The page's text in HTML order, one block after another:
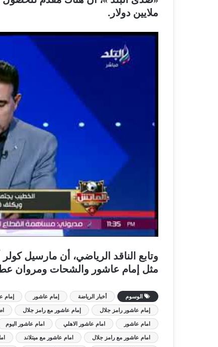
ملايين دولار.
وتابع الناقد الرياضي، أن مارسيل
مثل إمام عاشور والشحات ومروان
الوسوم أخبار الرياضة إمام عاشور إمام
إمام عاشور رامز جلال إمام عاشور مع رامز جلال
امام عاشور امام عاشور الاهلي امام عاشور اليوم
امام عاشور مع رامز جلال امام عاشور مع ميتلاند